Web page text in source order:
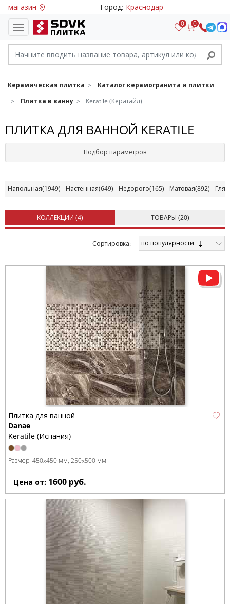
магазин Город: Краснодар
0 0
Керамическая плитка
Каталог керамогранита и плитки
Плитка в ванну
Keratile (Кератайл)
ПЛИТКА ДЛЯ ВАННОЙ KERATILE
Подбор параметров
Напольная(1949) Настенная(649) Недорого(165) Матовая(892)
КОЛЛЕКЦИИ (4) ТОВАРЫ (20)
Cортировка: по популярности
Плитка для ванной
Danae
Keratile (Испания)
Размер: 450x450 мм 250x500 мм
Цена от: 1600 руб.